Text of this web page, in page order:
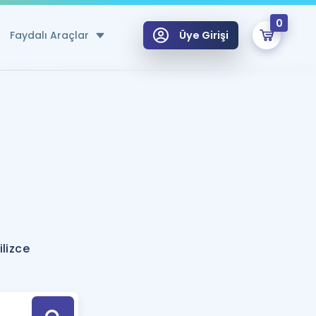
Faydalı Araçlar
Hesaplama Aracı
için Öneriler
Tek Takvimde
Üye Girişi
0